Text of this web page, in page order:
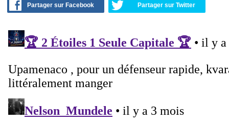
Partager sur Facebook Partager sur Twitter